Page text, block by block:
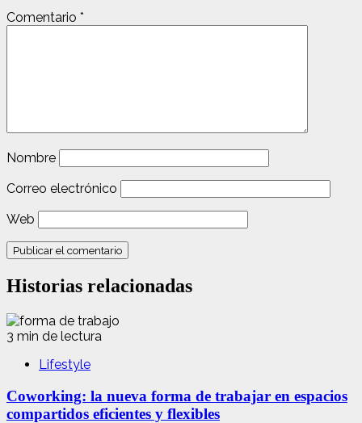
Comentario *
Nombre
Correo electrónico
Web
Historias relacionadas
3 min de lectura
Lifestyle
Coworking: la nueva forma de trabajar en espacios
compartidos eficientes y flexibles